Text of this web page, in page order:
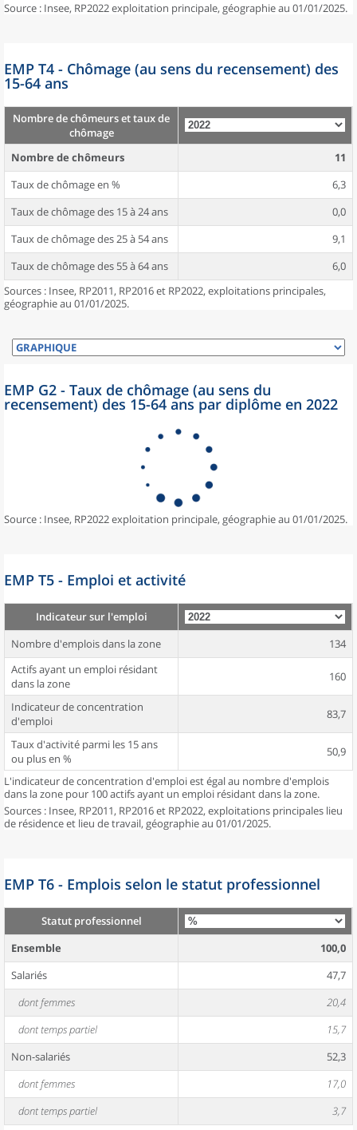
Source : Insee, RP2022 exploitation principale, géographie au 01/01/2025.
EMP T4 - Chômage (au sens du recensement) des
15-64 ans
Nombre de chômeurs et taux de
chômage
Nombre de chômeurs
11
Taux de chômage en %
6,3
Taux de chômage des 15 à 24 ans
0,0
Taux de chômage des 25 à 54 ans
9,1
Taux de chômage des 55 à 64 ans
6,0
Sources : Insee, RP2011, RP2016 et RP2022, exploitations principales,
géographie au 01/01/2025.
EMP G2 - Taux de chômage (au sens du
recensement) des 15-64 ans par diplôme en 2022
Source : Insee, RP2022 exploitation principale, géographie au 01/01/2025.
EMP T5 - Emploi et activité
Indicateur sur l'emploi
Nombre d'emplois dans la zone
134
Actifs ayant un emploi résidant
dans la zone
160
Indicateur de concentration
d'emploi
83,7
Taux d'activité parmi les 15 ans
ou plus en %
50,9
L'indicateur de concentration d'emploi est égal au nombre d'emplois
dans la zone pour 100 actifs ayant un emploi résidant dans la zone.
Sources : Insee, RP2011, RP2016 et RP2022, exploitations principales lieu
de résidence et lieu de travail, géographie au 01/01/2025.
EMP T6 - Emplois selon le statut professionnel
Statut professionnel
Ensemble
100,0
Salariés
47,7
dont femmes
20,4
dont temps partiel
15,7
Non-salariés
52,3
dont femmes
17,0
dont temps partiel
3,7